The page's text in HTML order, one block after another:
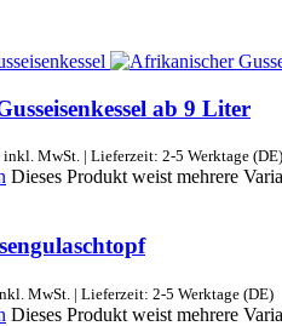
ab 9 Liter
inkl. MwSt. | Lieferzeit: 2-5 Werktage (DE)
Dieses Produkt weist mehrere
MwSt. | Lieferzeit: 2-5 Werktage (DE)
Dieses Produkt weist mehrere